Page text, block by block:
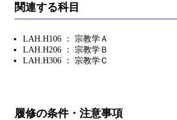
関連する科目
LAH.H106 ： 宗教学Ａ
LAH.H206 ： 宗教学Ｂ
LAH.H306 ： 宗教学Ｃ
履修の条件・注意事項